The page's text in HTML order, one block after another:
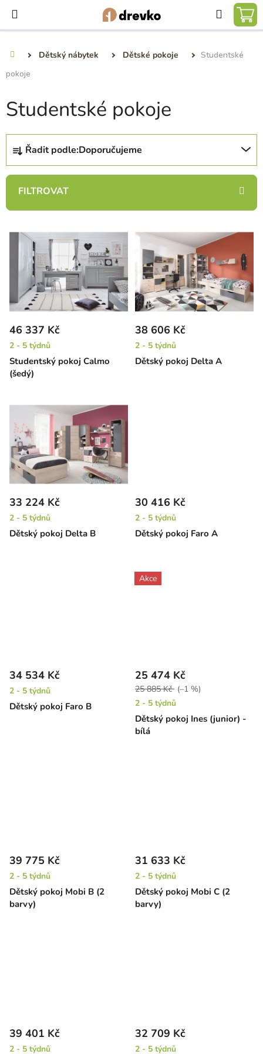
obsah
Hledat
Dětský nábytek Dětské pokoje
Studentské
pokoje
Studentské pokoje
Ř
z
n
p
k
ů
Řadit podle:Doporučujeme
V
p
o
d
u
k
Studentský pokoj Calmo
(šedý)
46 337 Kč
2 - 5 týdnů
Dětský pokoj Delta A
38 606 Kč
2 - 5 týdnů
Dětský pokoj Delta B
33 224 Kč
2 - 5 týdnů
Dětský pokoj Faro A
30 416 Kč
2 - 5 týdnů
Dětský pokoj Faro B
34 534 Kč
2 - 5 týdnů
Akce
Dětský pokoj Ines (junior) -
bílá
25 474 Kč
25 885 Kč (–1 %)
2 - 5 týdnů
Dětský pokoj Mobi B (2
barvy)
39 775 Kč
2 - 5 týdnů
Dětský pokoj Mobi C (2
barvy)
31 633 Kč
2 - 5 týdnů
39 401 Kč
2 - 5 týdnů
32 709 Kč
2 - 5 týdnů